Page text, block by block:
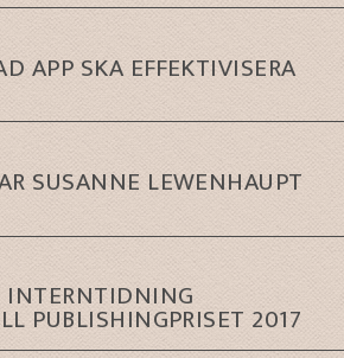
APP SKA EFFEKTIVISERA
SUSANNE LEWENHAUPT
INTERNTIDNING
PUBLISHINGPRISET 2017